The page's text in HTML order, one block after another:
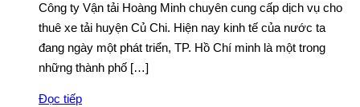
Công ty Vận tải Hoàng Minh chuyên cung cấp dịch vụ cho
thuê xe tải huyện Củ Chi. Hiện nay kinh tế của nước ta
đang ngày một phát triển, TP. Hồ Chí minh là một trong
những thành phố […]
Đọc tiếp